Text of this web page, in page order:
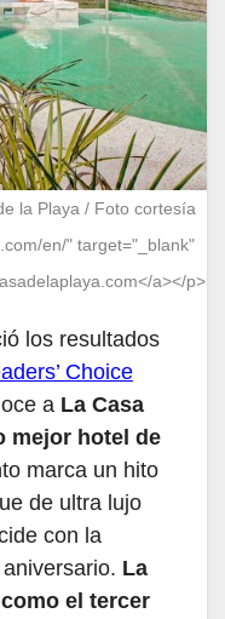
la Playa / Foto cortesía
en/" target="_blank"
a></p>
los resultados
Choice
a La Casa
mejor hotel de
marca un hito
de ultra lujo
con la
La
el tercer